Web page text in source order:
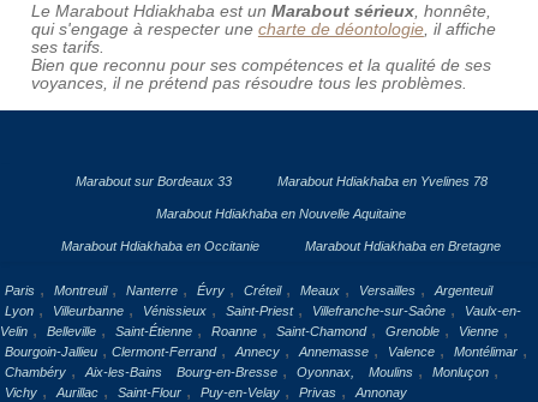
Le Marabout Hdiakhaba est un Marabout sérieux, honnête,
qui s'engage à respecter une charte de déontologie, il affiche
ses tarifs.
Bien que reconnu pour ses compétences et la qualité de ses
voyances, il ne prétend pas résoudre tous les problèmes.
Marabout sur Bordeaux 33 Marabout Hdiakhaba en Yvelines 78
Marabout Hdiakhaba en Nouvelle Aquitaine
Marabout Hdiakhaba en Occitanie Marabout Hdiakhaba en Bretagne
Paris , Montreuil , Nanterre , Évry , Créteil , Meaux , Versailles ,
Argenteuil
Lyon , Villeurbanne , Vénissieux , Saint-Priest , Villefranche-sur-Saône ,
Vaulx-en-
Velin , Belleville , Saint-Étienne , Roanne , Saint-Chamond , Grenoble , Vienne ,
Bourgoin-Jallieu , Clermont-Ferrand , Annecy , Annemasse , Valence , Montélimar ,
Chambéry , Aix-les-Bains Bourg-en-Bresse , Oyonnax, Moulins , Monluçon ,
Vichy , Aurillac , Saint-Flour , Puy-en-Velay , Privas , Annonay